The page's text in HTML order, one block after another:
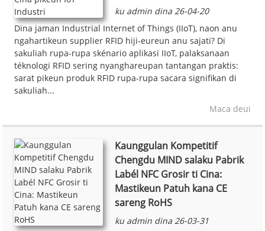
ku admin dina 26-04-20
Dina jaman Industrial Internet of Things (IIoT), naon anu
ngahartikeun supplier RFID hiji-eureun anu sajati? Di
sakuliah rupa-rupa skénario aplikasi IIoT, palaksanaan
téknologi RFID sering nyanghareupan tantangan praktis:
sarat pikeun produk RFID rupa-rupa sacara signifikan di
sakuliah...
Maca deui
Kaunggulan Kompetitif
Chengdu MIND salaku Pabrik
Labél NFC Grosir ti Cina:
Mastikeun Patuh kana CE
sareng RoHS
ku admin dina 26-03-31